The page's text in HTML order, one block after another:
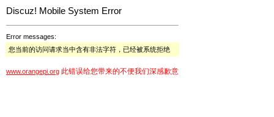
Discuz! Mobile System Error
Error messages:
您当前的访问请求当中含有非法字符，已经被系统拒绝
www.orangepi.org 此错误给您带来的不便我们深感歉意